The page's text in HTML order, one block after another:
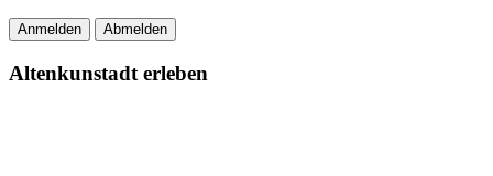
Anmelden Abmelden
Altenkunstadt erleben